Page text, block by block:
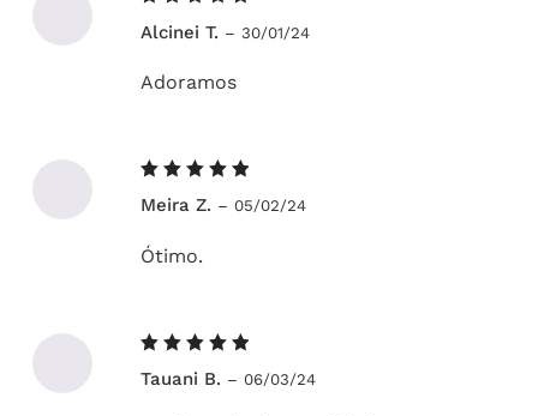
5de 5
Alcinei T. – 30/01/24
Adoramos
5de 5
Meira Z. – 05/02/24
Ótimo.
5de 5
Tauani B. – 06/03/24